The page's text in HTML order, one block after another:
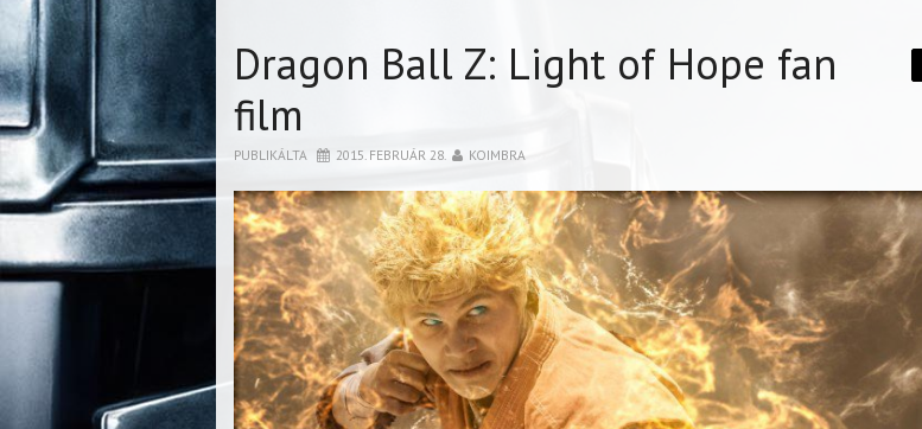
Dragon Ball Z: Light of Hope fan
film
PUBLIKÁLTA 2015. FEBRUÁR 28. KOIMBRA